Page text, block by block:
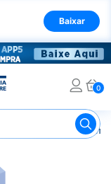
Baixar
0